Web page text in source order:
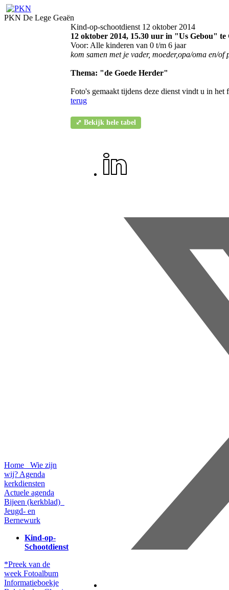
PKN De Lege Geaën
Home
Wie zijn
wij? Agenda
kerkdiensten
Actuele agenda
Bijeen (kerkblad)
Jeugd- en
Bernewurk
Kind-op-
Schootdienst
*Preek van de
week Fotoalbum
Informatieboekje
Kind-op-schootdienst 12 oktober 2014
12 oktober 2014, 15.30 uur in "Us Gebou" te
Voor: Alle kinderen van 0 t/m 6 jaar
kom samen met je vader, moeder,opa/oma en/of
Thema: "de Goede Herder"
Foto's gemaakt tijdens deze dienst vindt u in het
terug
⤢ Bekijk hele tabel